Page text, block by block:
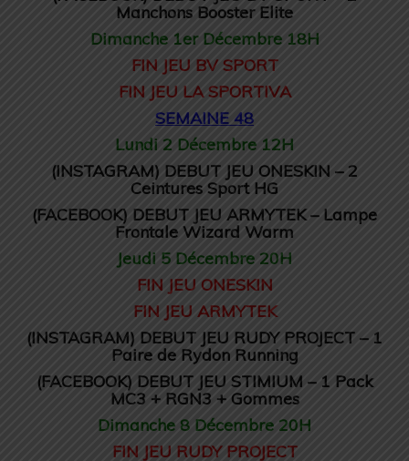
Manchons Booster Elite
Dimanche 1er Décembre 18H
FIN JEU BV SPORT
FIN JEU LA SPORTIVA
SEMAINE 48
Lundi 2 Décembre 12H
(INSTAGRAM) DEBUT JEU ONESKIN – 2
Ceintures Sport HG
(FACEBOOK) DEBUT JEU ARMYTEK – Lampe
Frontale Wizard Warm
Jeudi 5 Décembre 20H
FIN JEU ONESKIN
FIN JEU ARMYTEK
(INSTAGRAM) DEBUT JEU RUDY PROJECT – 1
Paire de Rydon Running
(FACEBOOK) DEBUT JEU STIMIUM – 1 Pack
MC3 + RGN3 + Gommes
Dimanche 8 Décembre 20H
FIN JEU RUDY PROJECT